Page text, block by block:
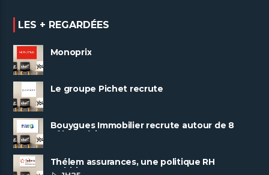
LES + REGARDÉES
Monoprix
Le groupe Pichet recrute
Bouygues Immobilier recrute autour de 8
pôles métiers
Thélem assurances, une politique RH
ambitieuse